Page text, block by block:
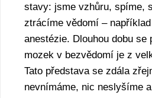
stavy: jsme vzhůru, spíme,
ztrácíme vědomí –
anestézie. Dlouhou dobu se
mozek v bezvědomí je z
Tato představa se zdála
nevnímáme, nic neslyšíme